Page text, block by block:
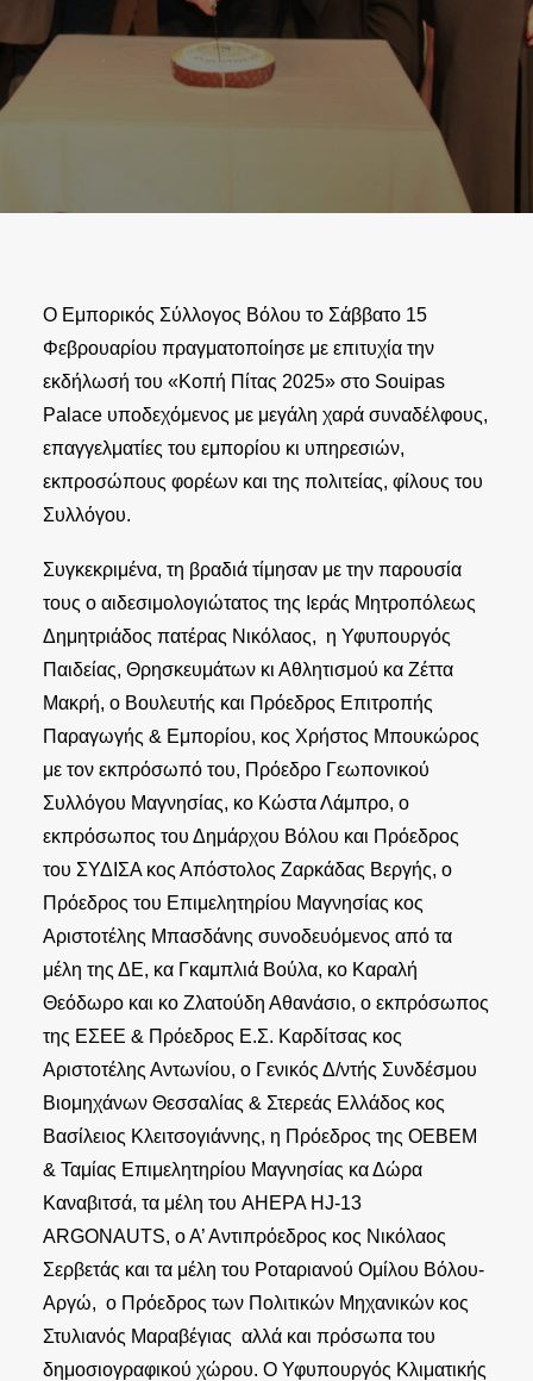
Ο Εμπορικός Σύλλογος Βόλου το Σάββατο 15
Φεβρουαρίου πραγματοποίησε με επιτυχία την
εκδήλωσή του «Κοπή Πίτας 2025» στο Souipas
Palace υποδεχόμενος με μεγάλη χαρά συναδέλφους,
επαγγελματίες του εμπορίου κι υπηρεσιών,
εκπροσώπους φορέων και της πολιτείας, φίλους του
Συλλόγου.
Συγκεκριμένα, τη βραδιά τίμησαν με την παρουσία
τους ο αιδεσιμολογιώτατος της Ιεράς Μητροπόλεως
Δημητριάδος πατέρας Νικόλαος, η Υφυπουργός
Παιδείας, Θρησκευμάτων κι Αθλητισμού κα Ζέττα
Μακρή, ο Βουλευτής και Πρόεδρος Επιτροπής
Παραγωγής & Εμπορίου, κος Χρήστος Μπουκώρος
με τον εκπρόσωπό του, Πρόεδρο Γεωπονικού
Συλλόγου Μαγνησίας, κο Κώστα Λάμπρο, ο
εκπρόσωπος του Δημάρχου Βόλου και Πρόεδρος
του ΣΥΔΙΣΑ κος Απόστολος Ζαρκάδας Βεργής, ο
Πρόεδρος του Επιμελητηρίου Μαγνησίας κος
Αριστοτέλης Μπασδάνης συνοδευόμενος από τα
μέλη της ΔΕ, κα Γκαμπλιά Βούλα, κο Καραλή
Θεόδωρο και κο Ζλατούδη Αθανάσιο, ο εκπρόσωπος
της ΕΣΕΕ & Πρόεδρος Ε.Σ. Καρδίτσας κος
Αριστοτέλης Αντωνίου, ο Γενικός Δ/ντής Συνδέσμου
Βιομηχάνων Θεσσαλίας & Στερεάς Ελλάδος κος
Βασίλειος Κλειτσογιάννης, η Πρόεδρος της ΟΕΒΕΜ
& Ταμίας Επιμελητηρίου Μαγνησίας κα Δώρα
Καναβιτσά, τα μέλη του AHEPA HJ-13
ARGONAUTS, ο Α’ Αντιπρόεδρος κος Νικόλαος
Σερβετάς και τα μέλη του Ροταριανού Ομίλου Βόλου-
Αργώ, ο Πρόεδρος των Πολιτικών Μηχανικών κος
Στυλιανός Μαραβέγιας αλλά και πρόσωπα του
δημοσιογραφικού χώρου. Ο Υφυπουργός Κλιματικής